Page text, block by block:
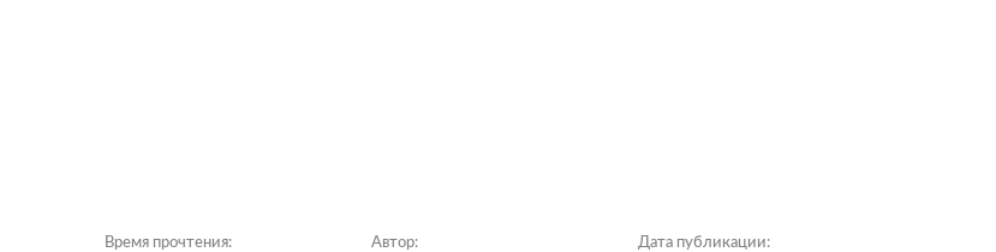
Время прочтения:
Автор:
Дата публикации: